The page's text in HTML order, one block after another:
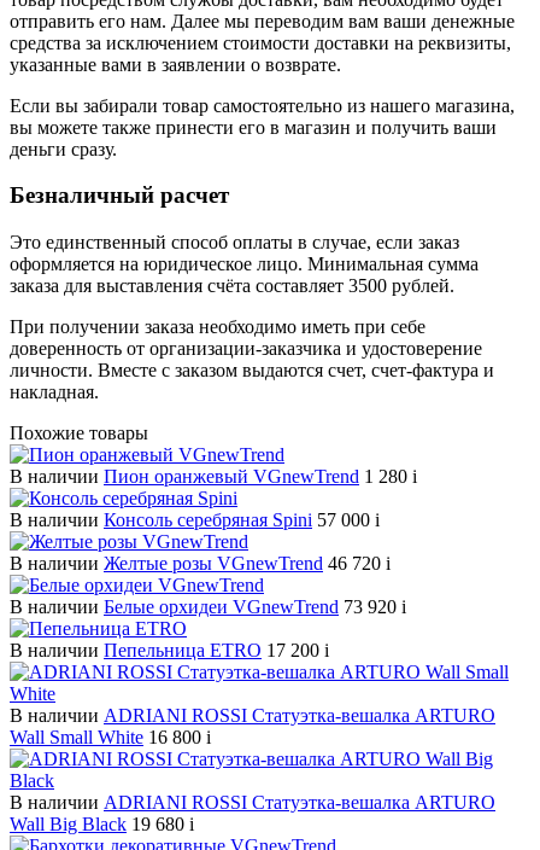
отправить его нам. Далее мы переводим вам ваши денежные
средства за исключением стоимости доставки на реквизиты,
указанные вами в заявлении о возврате.
Если вы забирали товар самостоятельно из нашего магазина,
вы можете также принести его в магазин и получить ваши
деньги сразу.
Безналичный расчет
Это единственный способ оплаты в случае, если заказ
оформляется на юридическое лицо. Минимальная сумма
заказа для выставления счёта составляет 3500 рублей.
При получении заказа необходимо иметь при себе
доверенность от организации-заказчика и удостоверение
личности. Вместе с заказом выдаются счет, счет-фактура и
накладная.
Похожие товары
В наличии Пион оранжевый VGnewTrend 1 280 i
В наличии Консоль серебряная Spini 57 000 i
В наличии Желтые розы VGnewTrend 46 720 i
В наличии Белые орхидеи VGnewTrend 73 920 i
В наличии Пепельница ETRO 17 200 i
В наличии ADRIANI ROSSI Статуэтка-вешалка ARTURO
Wall Small White 16 800 i
В наличии ADRIANI ROSSI Статуэтка-вешалка ARTURO
Wall Big Black 19 680 i